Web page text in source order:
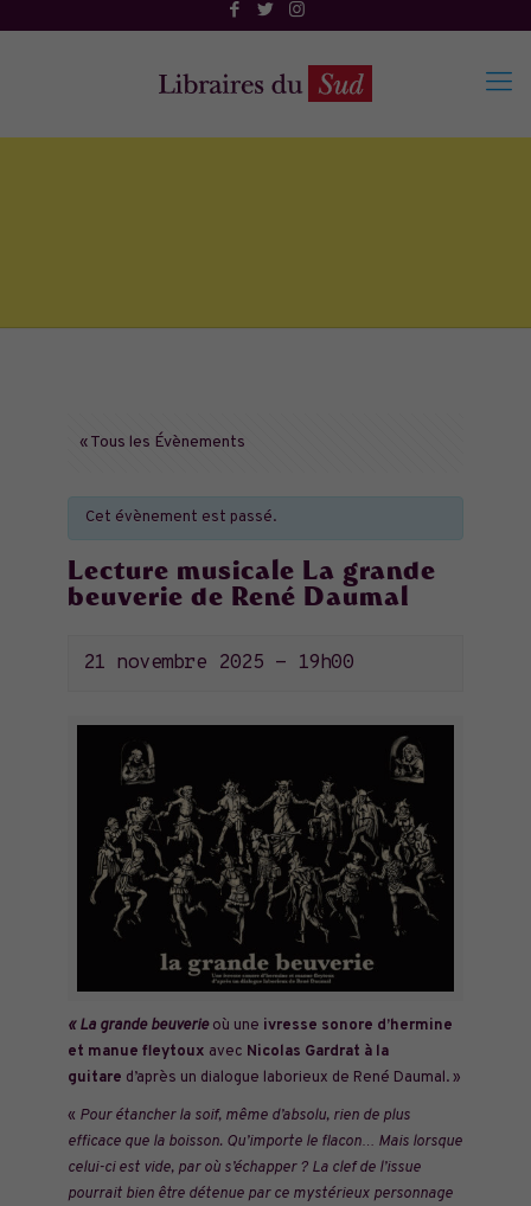
« Tous les Évènements
Cet évènement est passé.
Lecture musicale La grande
beuverie de René Daumal
21 novembre 2025 - 19h00
« La grande beuverieoù une ivresse sonore d’hermine
et manue fleytoux avec Nicolas Gardrat à la
guitare d’après un dialogue laborieux de René Daumal. »
« Pour étancher la soif, même d’absolu, rien de plus
efficace que la boisson. Qu’importe le flacon… Mais lorsque
celui-ci est vide, par où s’échapper ? La clef de l’issue
pourrait bien être détenue par ce mystérieux personnage